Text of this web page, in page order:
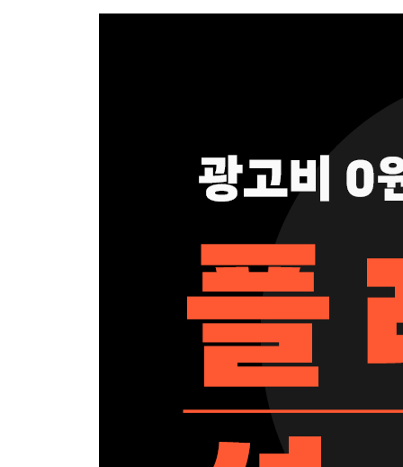
Part 4. 전환 구조의 설계
13장. 제철 코어 마케팅: 계절을 무기로 쓰는 법
Part 5. 다시 찾아오는 고객을 만들기
14장. 왜 매출이 올라도 남는 게 없을까: LTV의 비밀
15장. 멤버십과 피크엔드 법칙으로 재방문 설계하
16장. 0원짜리 메시지로 트리거를 만들어라
Part 6. 플레이스라는 매출 엔진 이해하기
19장. 4주 실행 로드맵: 오늘부터 시작하세요
에필로그. 사장님, 이제 당신이 마케팅의 주인입니
부록. 업종별 고객 방문 설계 6단계 적용 체크리스